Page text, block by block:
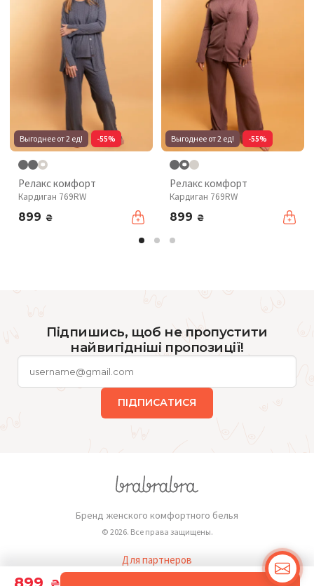
Выгоднее от 2 ед! -55%
Релакс комфорт
Кардиган 769RW
899 ₴
Выгоднее от 2 ед! -55%
Релакс комфорт
Кардиган 769RW
899 ₴
Підпишись, щоб не пропустити
найвигідніші пропозиції!
ПІДПИСАТИСЯ
Бренд женского комфортного белья
© 2026. Все права защищены.
Для партнеров